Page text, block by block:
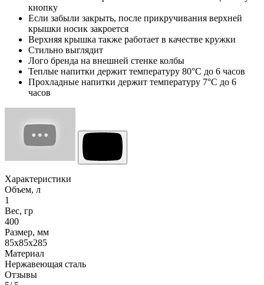
кнопку
Если забыли закрыть, после прикручивания верхней
крышки носик закроется
Верхняя крышка также работает в качестве кружки
Стильно выглядит
Лого бренда на внешней стенке колбы
Теплые напитки держит температуру 80°С до 6 часов
Прохладные напитки держит температуру 7°С до 6
часов
Характеристики
Объем, л
1
Вес, гр
400
Размер, мм
85x85x285
Материал
Нержавеющая сталь
Отзывы